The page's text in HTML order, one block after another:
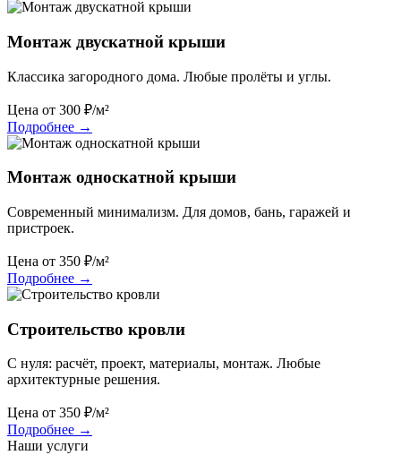
Монтаж двускатной крыши
Классика загородного дома. Любые пролёты и углы.
Цена от 300 ₽/м²
Подробнее →
Монтаж односкатной крыши
Современный минимализм. Для домов, бань, гаражей и
пристроек.
Цена от 350 ₽/м²
Подробнее →
Строительство кровли
С нуля: расчёт, проект, материалы, монтаж. Любые
архитектурные решения.
Цена от 350 ₽/м²
Подробнее →
Наши услуги